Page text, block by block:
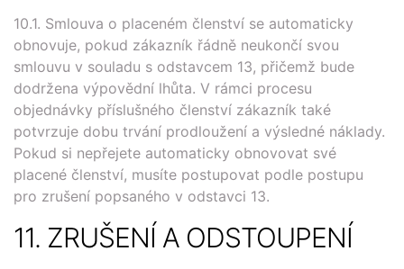
10.1. Smlouva o placeném členství se automaticky
obnovuje, pokud zákazník řádně neukončí svou
smlouvu v souladu s odstavcem 13, přičemž bude
dodržena výpovědní lhůta. V rámci procesu
objednávky příslušného členství zákazník také
potvrzuje dobu trvání prodloužení a výsledné náklady.
Pokud si nepřejete automaticky obnovovat své
placené členství, musíte postupovat podle postupu
pro zrušení popsaného v odstavci 13.
11. ZRUŠENÍ A ODSTOUPENÍ